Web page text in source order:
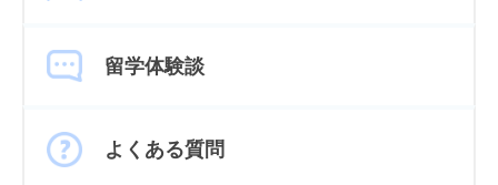
留学体験談
よくある質問